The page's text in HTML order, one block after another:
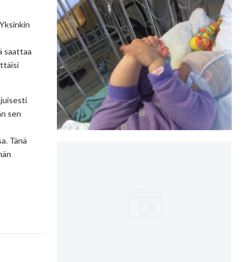
saattaa
sen
Tänä